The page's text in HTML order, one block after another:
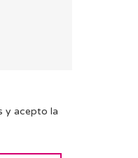
y acepto la